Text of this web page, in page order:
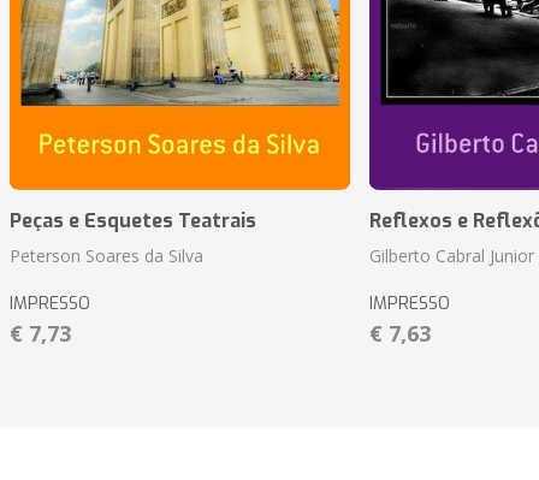
Peças e Esquetes Teatrais
Peterson Soares da Silva
IMPRESSO
€ 7,73
Reflexos e
Gilberto Cabral Junior
IMPRESSO
€ 7,63